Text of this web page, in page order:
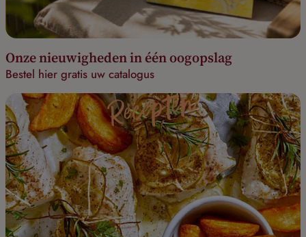
Onze nieuwigheden in één oogopslag
Bestel hier gratis uw catalogus
Recepten